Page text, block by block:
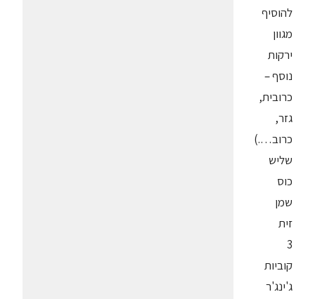
להוסיף
מגוון
ירקות
נוסף –
כרובית,
גזר,
כרוב….)
שליש
כוס
שמן
זית
3
קוביות
ג'ינג'ר